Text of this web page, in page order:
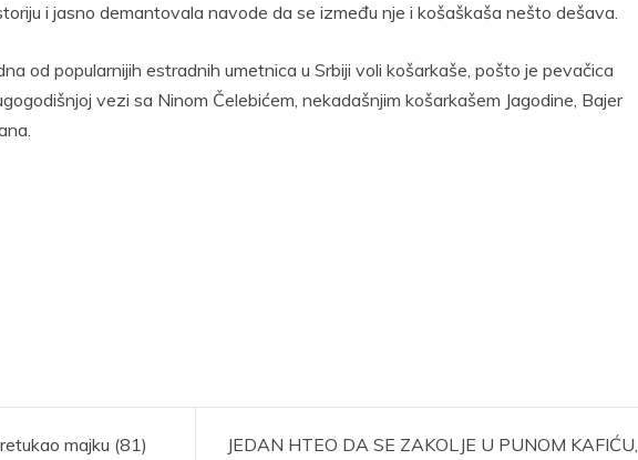
i jasno demantovala navode da se između nje i košaškaša nešto dešava.
od popularnijih estradnih umetnica u Srbiji voli košarkaše, pošto je pevačica
vezi sa Ninom Čelebićem, nekadašnjim košarkašem Jagodine, Bajer
majku (81)
JEDAN HTEO DA SE ZAKOLJE U PUNOM KAFIĆU,